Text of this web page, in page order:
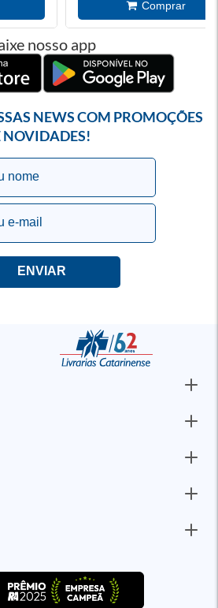
nosso app
NEWS COM PROMOÇÕES
NOVIDADES!